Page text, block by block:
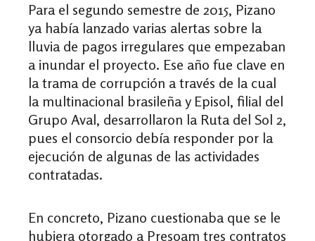
Para el segundo semestre de 2015, Pizano
ya había lanzado varias alertas sobre la
lluvia de pagos irregulares que empezaban
a inundar el proyecto. Ese año fue clave en
la trama de corrupción a través de la cual
la multinacional brasileña y Episol, filial del
Grupo Aval, desarrollaron la Ruta del Sol 2,
pues el consorcio debía responder por la
ejecución de algunas de las actividades
contratadas.
En concreto, Pizano cuestionaba que se le
hubiera otorgado a Presoam tres contratos